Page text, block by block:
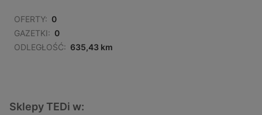
OFERTY: 0
GAZETKI: 0
ODLEGŁOŚĆ: 635,43 km
Sklepy TEDi w: